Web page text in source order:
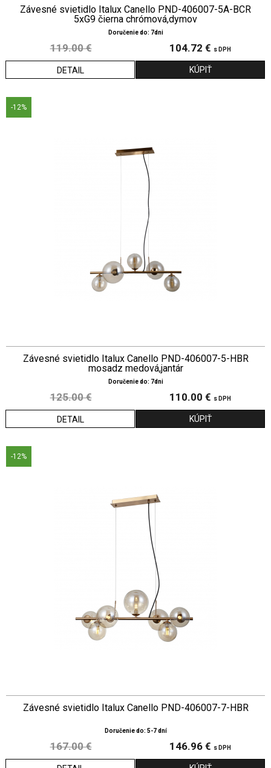
Závesné svietidlo Italux Canello PND-406007-5A-BCR
5xG9 čierna chrómová,dymov
Doručenie do: 7dni
119.00 € 104.72 € s DPH
DETAIL
-12%
Závesné svietidlo Italux Canello PND-406007-5-HBR
mosadz medová,jantár
Doručenie do: 7dni
125.00 € 110.00 € s DPH
DETAIL
-12%
Závesné svietidlo Italux Canello PND-406007-7-HBR
Doručenie do: 5-7 dní
167.00 € 146.96 € s DPH